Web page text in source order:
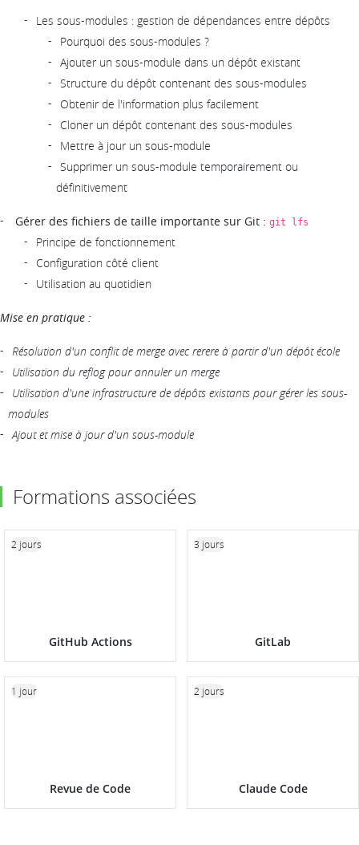
Les sous-modules : gestion de dépendances entre dépôts
Pourquoi des sous-modules ?
Ajouter un sous-module dans un dépôt existant
Structure du dépôt contenant des sous-modules
Obtenir de l'information plus facilement
Cloner un dépôt contenant des sous-modules
Mettre à jour un sous-module
Supprimer un sous-module temporairement ou
définitivement
Gérer des fichiers de taille importante sur Git : git lfs
Principe de fonctionnement
Configuration côté client
Utilisation au quotidien
Mise en pratique :
Résolution d'un conflit de merge avec rerere à partir d'un dépôt école
Utilisation du reflog pour annuler un merge
Utilisation d'une infrastructure de dépôts existants pour gérer les sous-
modules
Ajout et mise à jour d'un sous-module
Formations associées
GitHub Actions
2 jours
GitLab
3 jours
Revue de Code
1 jour
Claude Code
2 jours